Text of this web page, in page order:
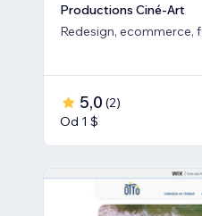
Productions Ciné-Art
Redesign, ecommerce,
5,0 (2)
Od 1 $